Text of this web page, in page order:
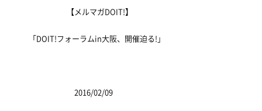
【メルマガDOIT!】
「DOIT!フォーラムin大阪、開催迫る!」
2016/02/09